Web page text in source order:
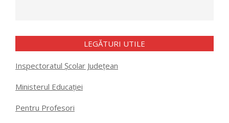
LEGĂTURI UTILE
Inspectoratul Școlar Județean
Ministerul Educației
Pentru Profesori